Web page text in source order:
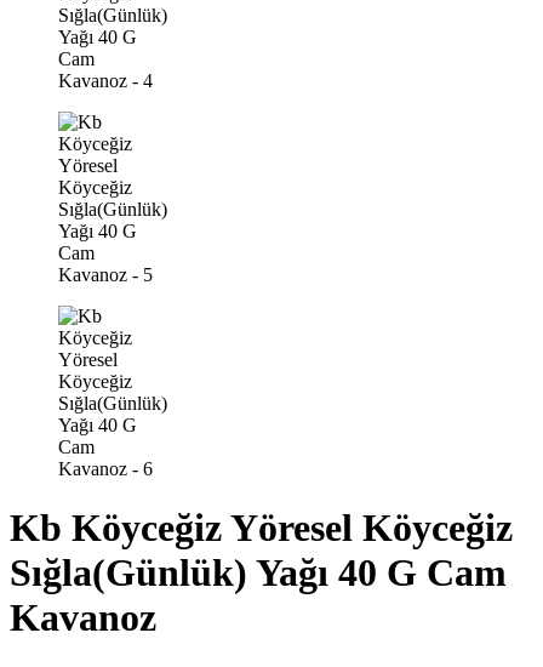
Kb Köyceğiz Yöresel Köyceğiz
Sığla(Günlük) Yağı 40 G Cam
Kavanoz